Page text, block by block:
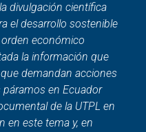
divulgación científica
el desarrollo sostenible
económico
la información que
demandan acciones
en Ecuador
de la UTPL en
en este tema y, en